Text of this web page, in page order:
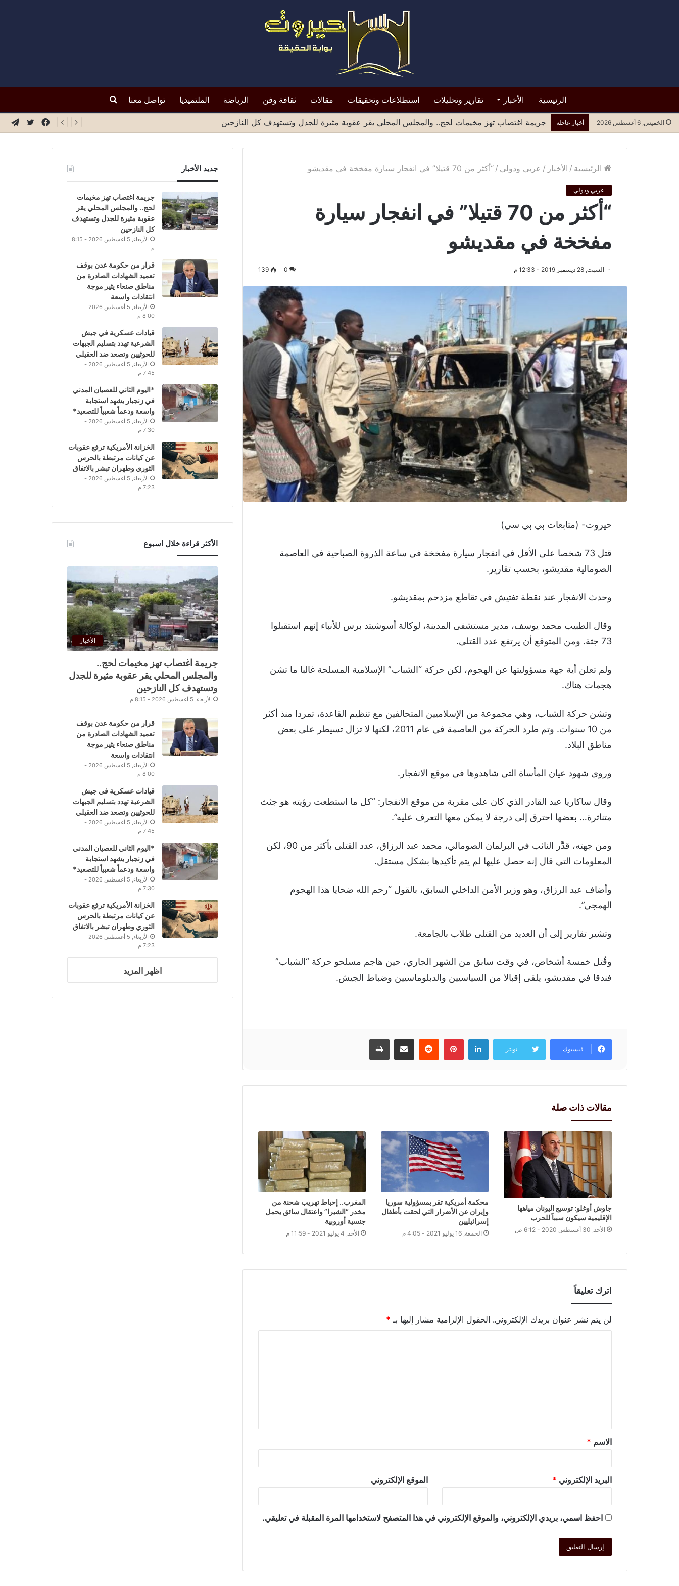
الرئيسية الأخبار تقارير وتحليلات استطلاعات وتحقيقات مقالات ثقافة وفن الرياضة الملتميديا تواصل معنا بحث
الخميس, 6 أغسطس 2026 أخبار عاجلة قرار من حكومة عدن بوقف تعميد الشهادات الصادرة من مناطق صنعاء يثير موجة انتقادات واسعة تويتر
فيسبوك
الرئيسية / الأخبار / عربي ودولي / “أكثر من 70 قتيلا” في انفجار سيارة مفخخة في مقديشو
عربي ودولي
“أكثر من 70 قتيلا” في انفجار سيارة
مفخخة في مقديشو
السبت, 28 ديسمبر 2019 - 12:33 م 0
139
حيروت- (متابعات بي بي سي)
قتل 73 شخصا على الأقل في انفجار سيارة مفخخة في ساعة الذروة الصباحية في العاصمة
الصومالية مقديشو، بحسب تقارير.
وحدث الانفجار عند نقطة تفتيش في تقاطع مزدحم بمقديشو.
وقال الطبيب محمد يوسف، مدير مستشفى المدينة، لوكالة أسوشيتد برس للأنباء إنهم استقبلوا
73 جثة. ومن المتوقع أن يرتفع عدد القتلى.
ولم تعلن أية جهة مسؤوليتها عن الهجوم، لكن حركة “الشباب” الإسلامية المسلحة غالبا ما تشن
هجمات هناك.
وتشن حركة الشباب، وهي مجموعة من الإسلاميين المتحالفين مع تنظيم القاعدة، تمردا منذ أكثر
من 10 سنوات. وتم طرد الحركة من العاصمة في عام 2011، لكنها لا تزال تسيطر على بعض
مناطق البلاد.
وروى شهود عيان المأساة التي شاهدوها في موقع الانفجار.
وقال ساكاريا عبد القادر الذي كان على مقربة من موقع الانفجار: “كل ما استطعت رؤيته هو جثث
متناثرة… بعضها احترق إلى درجة لا يمكن معها التعرف عليه”.
ومن جهته، قدَّر النائب في البرلمان الصومالي، محمد عبد الرزاق، عدد القتلى بأكثر من 90، لكن
المعلومات التي قال إنه حصل عليها لم يتم تأكيدها بشكل مستقل.
وأضاف عبد الرزاق، وهو وزير الأمن الداخلي السابق، بالقول “رحم الله ضحايا هذا الهجوم
الهمجي”.
وتشير تقارير إلى أن العديد من القتلى طلاب بالجامعة.
وقُتل خمسة أشخاص، في وقت سابق من الشهر الجاري، حين هاجم مسلحو حركة “الشباب”
فندقا في مقديشو، يلقى إقبالا من السياسيين والدبلوماسيين وضباط الجيش.
فيسبوك تويتر
لينكدإنبينتيريست
‏Reddit مشاركة عبر البريد طباعة
مقالات ذات صلة
جاوش أوغلو: توسيع اليونان مياهها
الإقليمية سيكون سبباً للحرب
الأحد, 30 أغسطس 2020 - 6:12 ص
محكمة أمريكية تقر بمسؤولية سوريا
وإيران عن الأضرار التي لحقت بأطفال
إسرائيليين
الجمعة, 16 يوليو 2021 - 4:05 م
المغرب.. إحباط تهريب شحنة من
مخدر “الشيرا” واعتقال سائق يحمل
جنسية أوروبية
الأحد, 4 يوليو 2021 - 11:59 م
اترك تعليقاً
لن يتم نشر عنوان بريدك الإلكتروني. الحقول الإلزامية مشار إليها بـ *
الاسم *
البريد الإلكتروني * الموقع الإلكتروني
احفظ اسمي، بريدي الإلكتروني، والموقع الإلكتروني في هذا المتصفح لاستخدامها المرة المقبلة في تعليقي.
جديد الأخبار
جريمة اغتصاب تهز مخيمات
لحج.. والمجلس المحلي يقر
عقوبة مثيرة للجدل وتستهدف
كل النازحين
الأربعاء, 5 أغسطس 2026 - 8:15
م
قرار من حكومة عدن بوقف
تعميد الشهادات الصادرة من
مناطق صنعاء يثير موجة
انتقادات واسعة
الأربعاء, 5 أغسطس 2026 -
8:00 م
قيادات عسكرية في جيش
الشرعية تهدد بتسليم الجبهات
للحوثيين وتصعد ضد العقيلي
الأربعاء, 5 أغسطس 2026 -
7:45 م
*اليوم الثاني للعصيان المدني
في زنجبار يشهد استجابة
واسعة ودعماً شعبياً للتصعيد*
الأربعاء, 5 أغسطس 2026 -
7:30 م
الخزانة الأمريكية ترفع عقوبات
عن كيانات مرتبطة بالحرس
الثوري وطهران تبشر بالاتفاق
الأربعاء, 5 أغسطس 2026 -
7:23 م
الأكثر قراءة خلال اسبوع
الأخبار
جريمة اغتصاب تهز مخيمات لحج..
والمجلس المحلي يقر عقوبة مثيرة للجدل
وتستهدف كل النازحين
الأربعاء, 5 أغسطس 2026 - 8:15 م
قرار من حكومة عدن بوقف
تعميد الشهادات الصادرة من
مناطق صنعاء يثير موجة
انتقادات واسعة
الأربعاء, 5 أغسطس 2026 -
8:00 م
قيادات عسكرية في جيش
الشرعية تهدد بتسليم الجبهات
للحوثيين وتصعد ضد العقيلي
الأربعاء, 5 أغسطس 2026 -
7:45 م
*اليوم الثاني للعصيان المدني
في زنجبار يشهد استجابة
واسعة ودعماً شعبياً للتصعيد*
الأربعاء, 5 أغسطس 2026 -
7:30 م
الخزانة الأمريكية ترفع عقوبات
عن كيانات مرتبطة بالحرس
الثوري وطهران تبشر بالاتفاق
الأربعاء, 5 أغسطس 2026 -
7:23 م
اظهر المزيد